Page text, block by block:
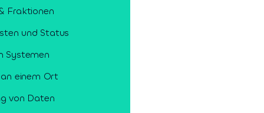
Fraktionen
und Status
Systemen
einem Ort
von Daten